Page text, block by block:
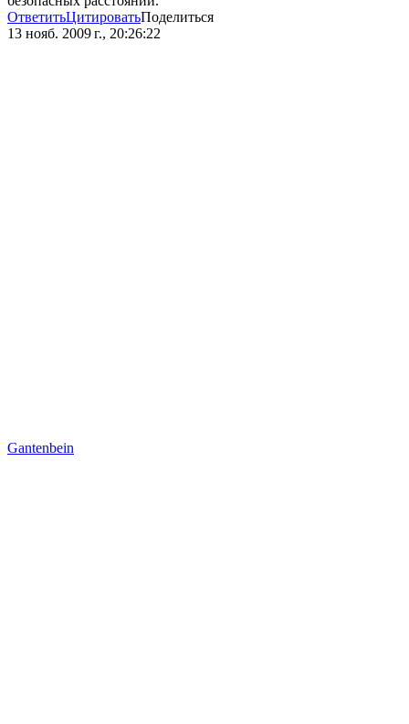
ОтветитьЦитироватьПоделиться
13 нояб. 2009 г., 20:26:22
Gantenbein